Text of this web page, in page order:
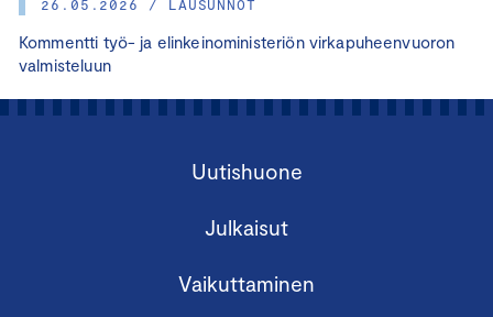
26.05.2026 / LAUSUNNOT
Kommentti työ- ja elinkeinoministeriön virkapuheenvuoron
valmisteluun
Uutishuone
Julkaisut
Vaikuttaminen